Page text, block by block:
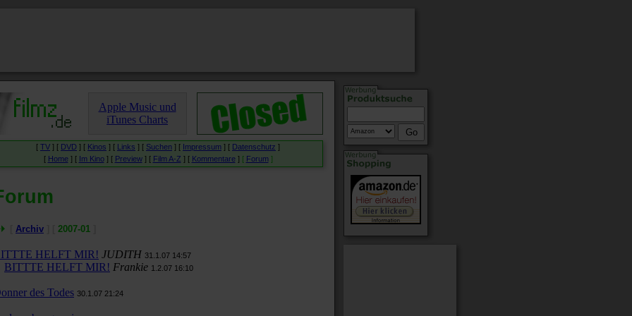
Apple Music und
iTunes Charts
[ TV ] [ DVD ] [ Kinos ] [ Links ] [ Suchen ] [ Impressum ] [ Datenschutz ]
[ Home] [ Im Kino] [ Preview] [ Film A-Z ] [ Kommentare] [ Forum]
Archiv 2007-01
HELFT MIR! JUDITH 31.1.07 14:57
BITTTE HELFT MIR! Frankie 1.2.07 16:10
des Todes 30.1.07 21:24